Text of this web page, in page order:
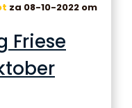
za 08-10-2022 om
Friese